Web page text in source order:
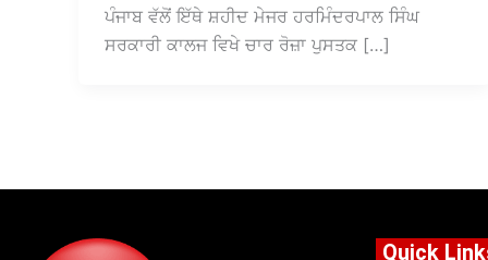
ਪੰਜਾਬ ਵੱਲੋਂ ਇੱਥੇ ਸ਼ਹੀਦ ਮੇਜਰ ਹਰਮਿੰਦਰਪਾਲ ਸਿੰਘ
ਸਰਕਾਰੀ ਕਾਲਜ ਵਿਖੇ ਚਾਰ ਰੋਜ਼ਾ ਪੁਸਤਕ […]
Quick